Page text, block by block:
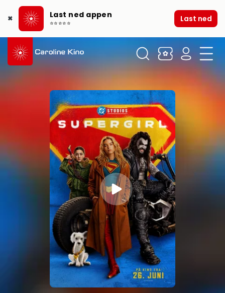
✖ Last ned appen
⭐⭐⭐⭐⭐ Last ned